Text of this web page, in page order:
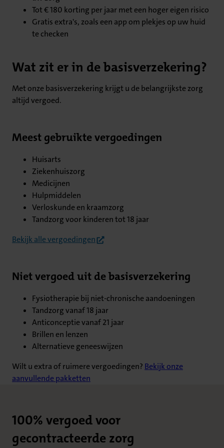
Tot € 180 korting per jaar met een hoger eigen risico
Gratis extra's, zoals een app om plekjes op uw huid
te checken
Wat zit er in de basisverzekering?
Met onze basisverzekering krijgt u de belangrijkste zorg
altijd vergoed.
Meest gebruikte vergoedingen
Huisarts
Ziekenhuiszorg
Medicijnen
Hulpmiddelen
Verloskunde en kraamzorg
Tandzorg voor kinderen tot 18 jaar
Bekijk alle vergoedingen(opent in nieuw tabblad)
Niet vergoed uit de basisverzekering
Fysiotherapie bij niet-chronische aandoeningen
Tandzorg vanaf 18 jaar
Anticonceptie vanaf 21 jaar
Brillen en lenzen
Alternatieve geneeswijzen
Wilt u extra of ruimere vergoedingen? Bekijk onze
aanvullende pakketten
100% vergoed voor
gecontracteerde zorg